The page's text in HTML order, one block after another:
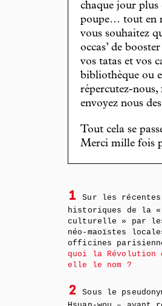
chaque jour plus
poupe… tout en
vous souhaitez
occas’ de
vos tatas et vos
bibliothèque ou
répercutez-nous,
envoyez nous
Tout cela se
Merci mille fois
1
Sur les
historiques de la «
culturelle » par les
néo-maoïstes
officines
quoi la
elle le nom ?
2
Sous le